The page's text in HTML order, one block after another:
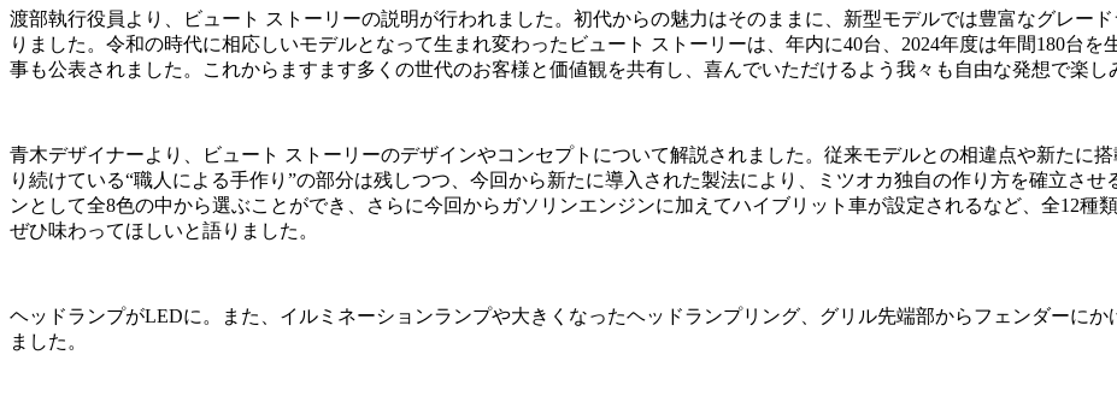
渡部執行役員より、ビュート ストーリーの説明が行われました。初代からの魅力はそのままに、新型モデルでは豊富なグレー
りました。令和の時代に相応しいモデルとなって生まれ変わったビュート ストーリーは、年内に40台、2024年度は年間180台
事も公表されました。これからますます多くの世代のお客様と価値観を共有し、喜んでいただけるよう我々も自由な発想で楽し
青木デザイナーより、ビュート ストーリーのデザインやコンセプトについて解説されました。従来モデルとの相違点や新たに
り続けている“職人による手作り”の部分は残しつつ、今回から新たに導入された製法により、ミツオカ独自の作り方を確立さ
ンとして全8色の中から選ぶことができ、さらに今回からガソリンエンジンに加えてハイブリット車が設定されるなど、全12種
ぜひ味わってほしいと語りました。
ヘッドランプがLEDに。また、イルミネーションランプや大きくなったヘッドランプリング、グリル先端部からフェンダーに
ました。